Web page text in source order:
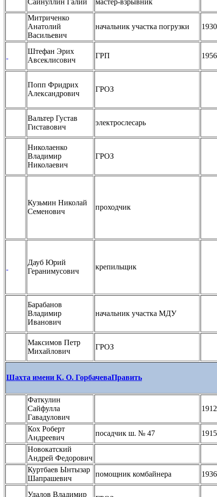
Митриченко
Анатолий
Васильевич
начальник участка погрузки 1930
Штефан Эрих
Авсеклисович
ГРП 1956
Попп Фридрих
Александрович
ГРОЗ
Вальтер Густав
Гиставович
электрослесарь
Николаенко
Владимир
Николаевич
ГРОЗ
Кузьмин Николай
Семенович
проходчик
Дауб Юрий
Геранимусович
крепильщик
Барабанов
Владимир
Иванович
начальник участка МДУ
Максимов Петр
Михайлович
ГРОЗ
Шахта имени К. О. ГорбачеваПравить
Фаткулин
Сайфулла
Гавадулович
1912
Кох Роберт
Андреевич
посадчик ш. № 47
1915
Новокатский
Андрей Федорович
Куртбаев Ынтызар
Шапрашевич
помощник комбайнера 1936
Удалов Владимир